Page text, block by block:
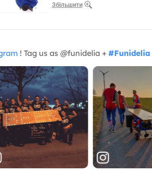
Збільшити
! Tag us as @funidelia + #Funidelia